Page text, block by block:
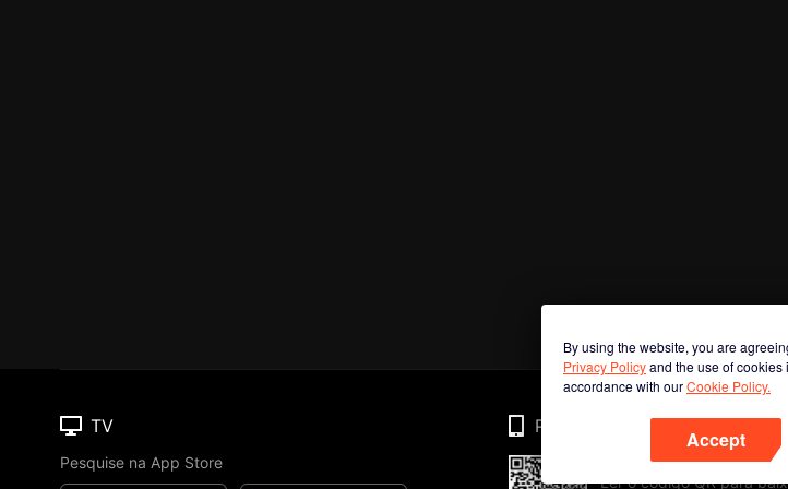
By using the website, you are
Privacy Policyand the use of cookies
accordance with ourCookie Policy.
Accept
TV
Pesquise na App Store
Phone
Ler o código QR para